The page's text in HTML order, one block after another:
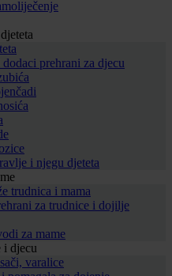
prehrani za djecu
i njegu djeteta
trudnica i mama
za trudnice i dojilje
za mame
i djecu
varalice